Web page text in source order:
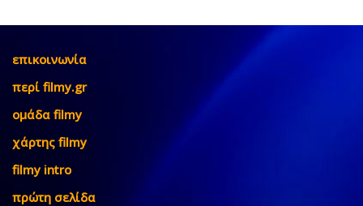
επικοινωνία
περί filmy.gr
ομάδα filmy
χάρτης filmy
filmy intro
πρώτη σελίδα